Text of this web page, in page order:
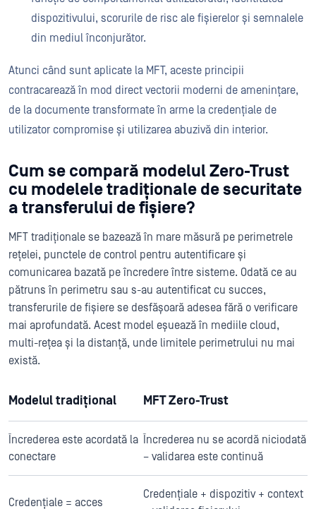
dispozitivului, scorurile de risc ale fișierelor și semnalele
din mediul înconjurător.
Atunci când sunt aplicate la MFT, aceste principii
contracarează în mod direct vectorii moderni de amenințare,
de la documente transformate în arme la credențiale de
utilizator compromise și utilizarea abuzivă din interior.
Cum se compară modelul Zero-Trust
cu modelele tradiționale de securitate
a transferului de fișiere?
MFT tradiționale se bazează în mare măsură pe perimetrele
rețelei, punctele de control pentru autentificare și
comunicarea bazată pe încredere între sisteme. Odată ce au
pătruns în perimetru sau s-au autentificat cu succes,
transferurile de fișiere se desfășoară adesea fără o verificare
mai aprofundată. Acest model eșuează în mediile cloud,
multi-rețea și la distanță, unde limitele perimetrului nu mai
există.
Modelul tradițional MFT Zero-Trust
Încrederea este acordată la
conectare
Încrederea nu se acordă niciodată
– validarea este continuă
Credențiale = acces
Credențiale + dispozitiv + context